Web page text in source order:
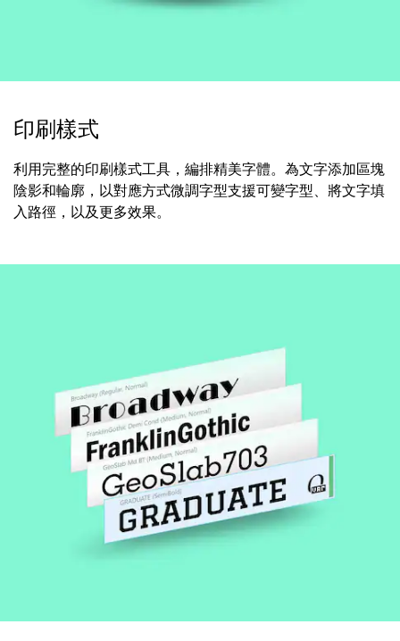
印刷樣式
利用完整的印刷樣式工具，編排精美字體。為文字添加區塊
陰影和輪廓，以對應方式微調字型支援可變字型、將文字填
入路徑，以及更多效果。